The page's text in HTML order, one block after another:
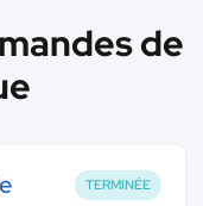
de
TERMINÉE